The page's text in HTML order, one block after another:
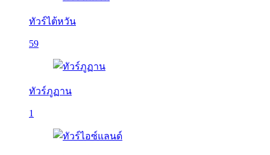
ทัวร์ไต้หวัน
59
ทัวร์ภูฏาน
1